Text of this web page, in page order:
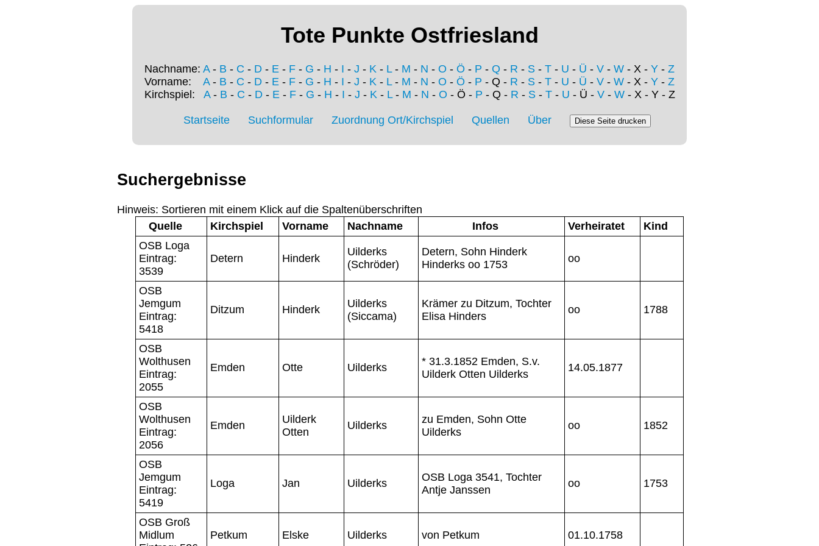
Tote Punkte Ostfriesland
Nachname: A- B - C - D - E - F - G - H - I - J - K - L- M - N - O - Ö - P - Q - R - S - T - U - Ü - V - W - X - Y - Z
Vorname: A- B - C - D - E - F - G - H - I - J - K - L- M - N - O - Ö - P - Q - R - S - T - U - Ü - V - W - X - Y - Z
Kirchspiel: A- B - C - D- E- F- G - H - I - J - K- L- M - N - O - Ö - P - Q - R - S- T- U - Ü - V- W- X - Y - Z
Startseite Suchformular Zuordnung Ort/Kirchspiel Quellen Über
Suchergebnisse
Hinweis: Sortieren mit einem Klick auf die Spaltenüberschriften
Quelle
Kirchspiel Vorname Nachname Infos Verheiratet
Kind
OSB Loga
Eintrag:
3539
Detern Hinderk
Uilderks
(Schröder)
Detern, Sohn Hinderk
Hinderks oo 1753
oo
OSB
Jemgum
Eintrag:
5418
Ditzum Hinderk
Uilderks
(Siccama)
Krämer zu Ditzum, Tochter
Elisa Hinders
oo 1788
OSB
Wolthusen
Eintrag:
2055
Emden Otte Uilderks
* 31.3.1852 Emden, S.v.
Uilderk Otten Uilderks
14.05.1877
OSB
Wolthusen
Eintrag:
2056
Emden
Uilderk
Otten
Uilderks
zu Emden, Sohn Otte
Uilderks
oo 1852
OSB
Jemgum
Eintrag:
5419
Loga Jan Uilderks
OSB Loga 3541, Tochter
Antje Janssen
oo 1753
OSB Groß
Midlum
Petkum Elske Uilderks von Petkum 01.10.1758